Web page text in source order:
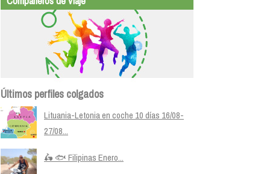
Últimos perfiles colgados
Lituania-Letonia en coche 10 días 16/08-
27/08...
🛵 🐟 Filipinas Enero...